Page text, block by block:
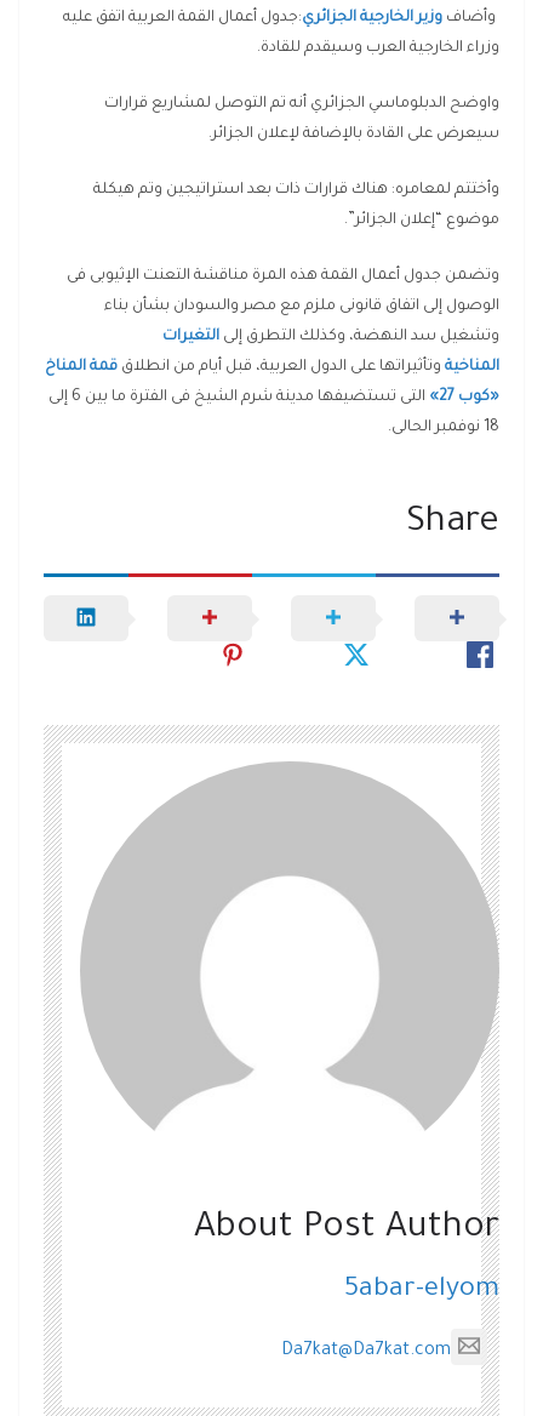
وأضاف وزير الخارجية الجزائري:جدول أعمال القمة العربية اتفق عليه
وزراء الخارجية العرب وسيقدم للقادة.
واوضح الدبلوماسي الجزائري أنه تم التوصل لمشاريع قرارات
سيعرض على القادة بالإضافة لإعلان الجزائر.
وأختتم لمعامره: هناك قرارات ذات بعد استراتيجين وتم هيكلة
موضوع “إعلان الجزائر”.
وتضمن جدول أعمال القمة هذه المرة مناقشة التعنت الإثيوبى فى
الوصول إلى اتفاق قانونى ملزم مع مصر والسودان بشأن بناء
وتشغيل سد النهضة، وكذلك التطرق إلى التغيرات
المناخية وتأثيراتها على الدول العربية، قبل أيام من انطلاق قمة المناخ
«كوب 27»
التى تستضيفها مدينة شرم الشيخ فى الفترة ما بين 6 إلى
18 نوفمبر الحالى.
Share
About Post Author
5abar-elyom
Da7kat@Da7kat.com